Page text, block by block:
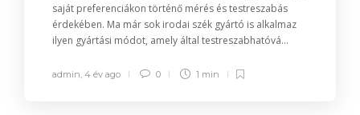
saját preferenciákon történő mérés és testreszabás
érdekében. Ma már sok irodai szék gyártó is alkalmaz
ilyen gyártási módot, amely által testreszabhatóvá...
admin 4 év ago 0 1 min